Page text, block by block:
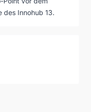
des Innohub 13.